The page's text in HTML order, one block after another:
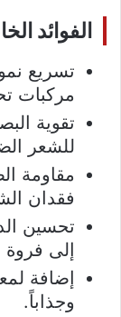
الفوائد
تسريع
مركبات
تقوية
للشعر
مقاومة
فقدان
تحسين
إلى
إضافة
وجذاباً.